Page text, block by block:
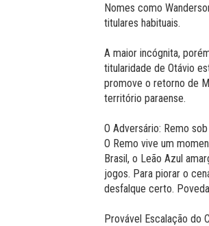
Nomes como
titulares habituais.
A maior incógnita,
titularidade de Otávio
promove o retorno de
território paraense.
O Adversário: Remo
O Remo vive um
Brasil, o Leão Azul
jogos. Para piorar o
desfalque certo.
Provável Escalação do